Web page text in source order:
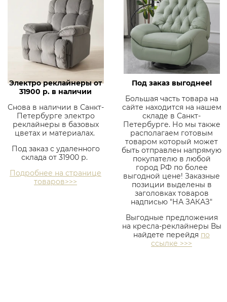
Электро реклайнеры от
31900 р. в наличии
Снова в наличии в Санкт-
Петербурге электро
реклайнеры в базовых
цветах и материалах.
Под заказ с удаленного
склада от 31900 р.
Подробнее на странице
товаров>>>
Под заказ выгоднее!
Большая часть товара на
сайте находится на нашем
складе в Санкт-
Петербурге. Но мы также
располагаем готовым
товаром который может
быть отправлен напрямую
покупателю в любой
город РФ по более
выгодной цене! Заказные
позиции выделены в
заголовках товаров
надписью "НА ЗАКАЗ"
Выгодные предложения
на кресла-реклайнеры Вы
найдете перейдя по
ссылке >>>